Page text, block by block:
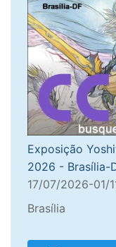
Exposição
2026 - Brasília-
17/07/2026-01/
Brasília